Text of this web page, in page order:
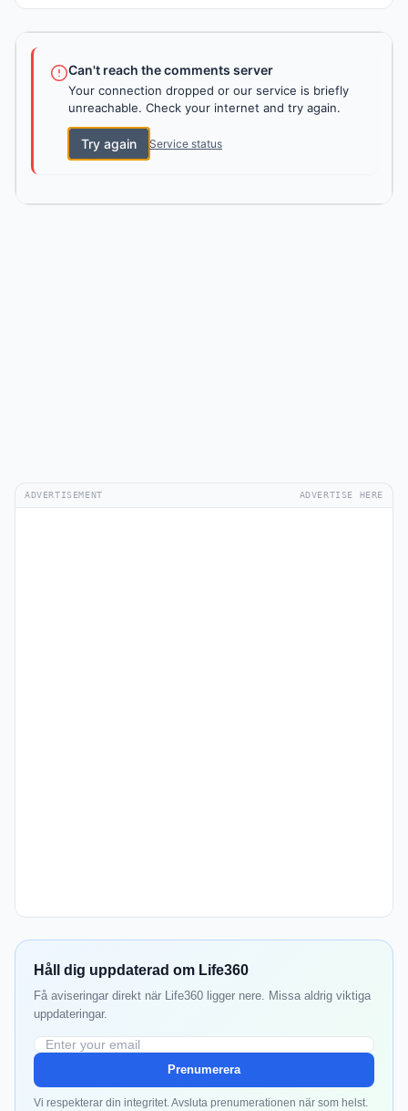
Can't reach the comments server
Your connection dropped or our service is briefly
unreachable. Check your internet and try again.
Try again Service status
ADVERTISEMENT ADVERTISE HERE
Håll dig uppdaterad om Life360
Få aviseringar direkt när Life360 ligger nere. Missa aldrig viktiga
uppdateringar.
Prenumerera
Vi respekterar din integritet. Avsluta prenumerationen när som helst.